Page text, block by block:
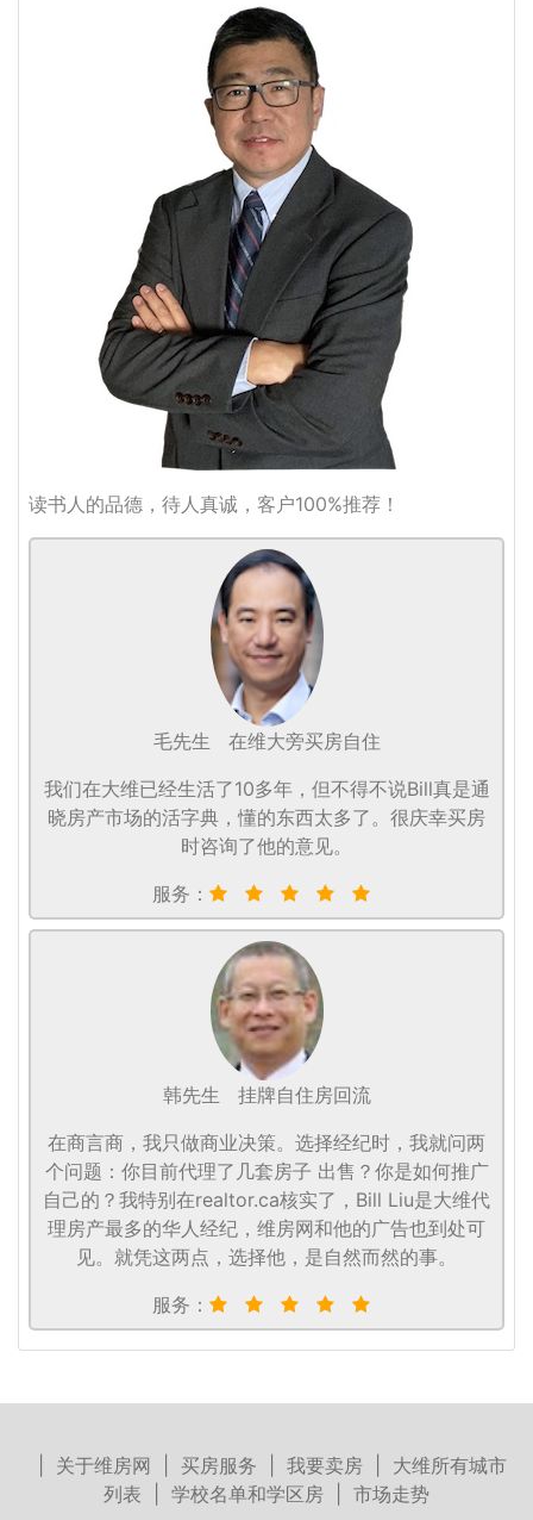
读书人的品德，待人真诚，客户100%推荐！
毛先生
在维大旁买房自住
我们在大维已经生活了10多年，但不得不说Bill真是通
晓房产市场的活字典，懂的东西太多了。很庆幸买房
时咨询了他的意见。
服务：
韩先生
挂牌自住房回流
在商言商，我只做商业决策。选择经纪时，我就问两
个问题：你目前代理了几套房子 出售？你是如何推广
自己的？我特别在realtor.ca核实了，Bill Liu是大维代
理房产最多的华人经纪，维房网和他的广告也到处可
见。就凭这两点，选择他，是自然而然的事。
服务：
关于维房网 买房服务 我要卖房
大维所有城市
列表
学校名单和学区房 市场走势